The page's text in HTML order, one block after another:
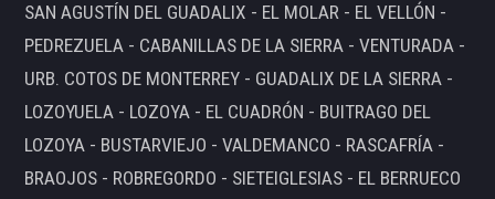
SAN AGUSTÍN DEL GUADALIX - EL MOLAR - EL VELLÓN -
PEDREZUELA - CABANILLAS DE LA SIERRA - VENTURADA -
URB. COTOS DE MONTERREY - GUADALIX DE LA SIERRA -
LOZOYUELA - LOZOYA - EL CUADRÓN - BUITRAGO DEL
LOZOYA - BUSTARVIEJO - VALDEMANCO - RASCAFRÍA -
BRAOJOS - ROBREGORDO - SIETEIGLESIAS - EL BERRUECO